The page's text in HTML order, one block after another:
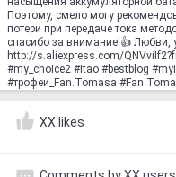
Поэтому, смело могу
потери при передаче тока
спасибо за внимание!👍 Любви,
http://s.aliexpress.com/
#my_choice2 #itao #bеstblog
#трофеи_Fan.Tomasa
XX likes